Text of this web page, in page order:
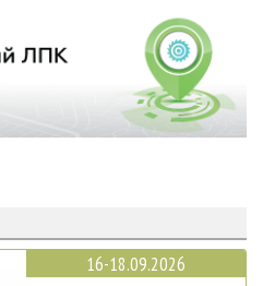
16-18.09.2026